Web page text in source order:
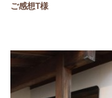
ご感想T様